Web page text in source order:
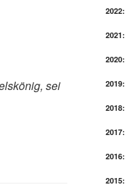
sei
2022:
2021:
2020:
2019:
2018:
2017:
2016:
2015: